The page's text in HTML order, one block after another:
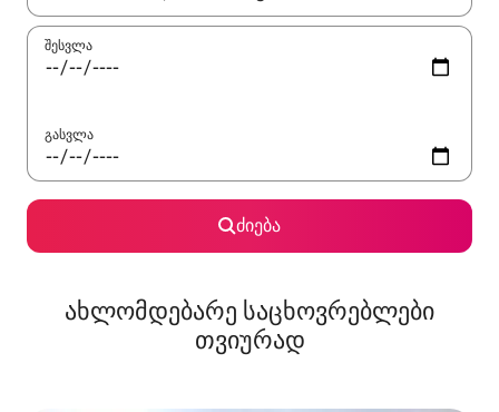
შესვლა
გასვლა
ძიება
ახლომდებარე საცხოვრებლები
თვიურად